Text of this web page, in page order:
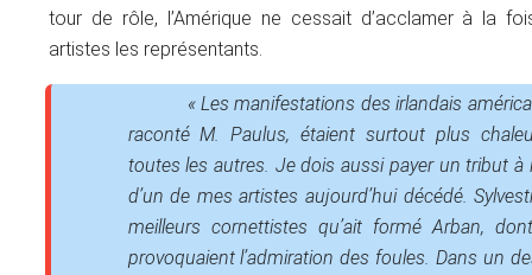
tour de rôle, l’Amérique ne cessait d’acclamer à la
artistes les représentants.
« Les manifestations des irlandais
raconté M. Paulus, étaient surtout plus
toutes les autres. Je dois aussi payer un tribut à
d’un de mes artistes aujourd’hui décédé.
meilleurs cornettistes qu’ait formé Arban,
provoquaient l’admiration des foules. Dans un